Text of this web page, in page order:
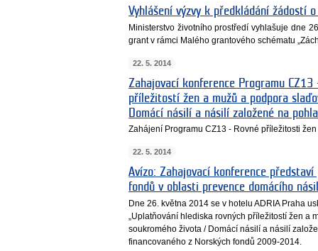
Vyhlášení výzvy k předkládání žádostí
Ministerstvo životního prostředí vyhlašuje dne
grant v rámci Malého grantového schématu
22. 5. 2014
Zahajovací konference Programu
příležitostí žen a mužů a podpora
Domácí násilí a násilí založené na
Zahájení Programu CZ13 - Rovné příležitosti
22. 5. 2014
Avízo: Zahajovací konference
fondů v oblasti prevence domácího
Dne 26. května 2014 se v hotelu ADRIA Praha
„Uplatňování hlediska rovných příležitostí žen a
soukromého života / Domácí násilí a násilí
financovaného z Norských fondů 2009-2014.